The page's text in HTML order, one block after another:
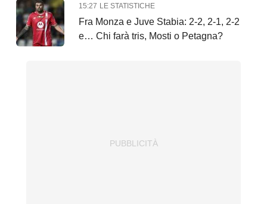
15:27 LE STATISTICHE
Fra Monza e Juve Stabia: 2-2, 2-1, 2-2
e… Chi farà tris, Mosti o Petagna?